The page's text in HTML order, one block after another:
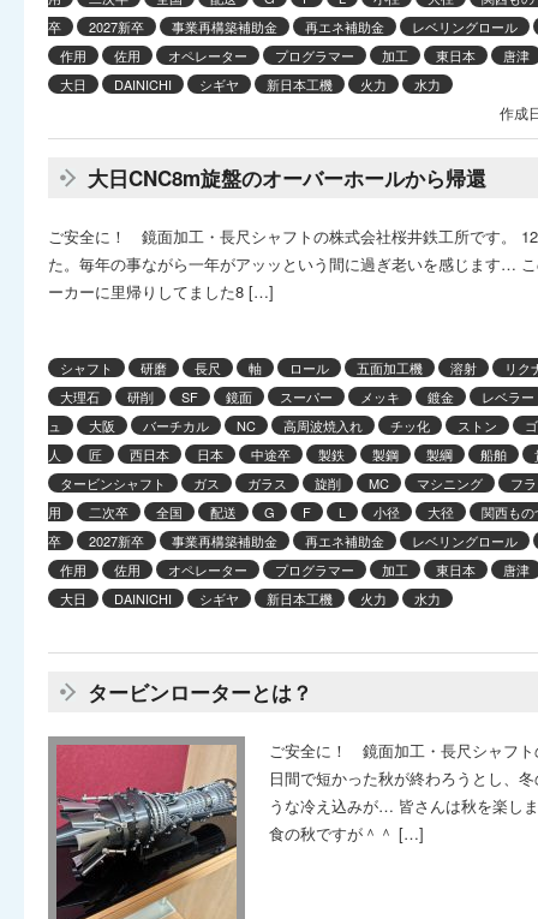
卒
2027新卒 事業再構築補助金 再エネ補助金
レベリングロール
作用
佐用 オペレーター プログラマー 加工 東日本
唐津
大日
DAINICHI シギヤ 新日本工機 火力 水力
作成
大日CNC8m旋盤のオーバーホールから帰還
ご安全に！ 鏡面加工・長尺シャフトの株式会社桜井鉄工所です。
た。毎年の事ながら一年がアッッという間に過ぎ老いを感じます…
ーカーに里帰りしてました8 […]
シャフト 研磨 長尺 軸 ロール 五面加工機 溶射
リク
大理石
研削 SF 鏡面 スーパー メッキ 鍍金
レベラー
ュ
大阪 バーチカル NC 高周波焼入れ チッ化 ストン
人
匠 西日本 日本 中途卒 製鉄 製鋼 製綱 船舶
タービンシャフト
ガス ガラス 旋削 MC マシニング
フ
用
二次卒 全国 配送 G F L 小径 大径
関西も
卒
2027新卒 事業再構築補助金 再エネ補助金
レベリングロール
作用
佐用 オペレーター プログラマー 加工 東日本
唐津
大日
DAINICHI シギヤ 新日本工機 火力 水力
タービンローターとは？
ご安全に！ 鏡面加工・長尺シャフ
日間で短かった秋が終わろうとし、
うな冷え込みが… 皆さんは秋を楽し
食の秋ですが＾＾ […]